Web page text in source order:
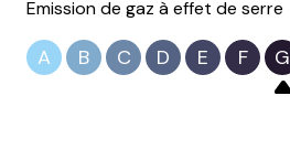
Emission de gaz à effet de serre
A B C D E F G